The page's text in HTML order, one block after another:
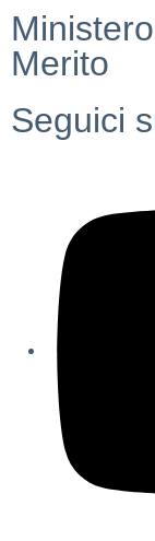
Merito
Seguici